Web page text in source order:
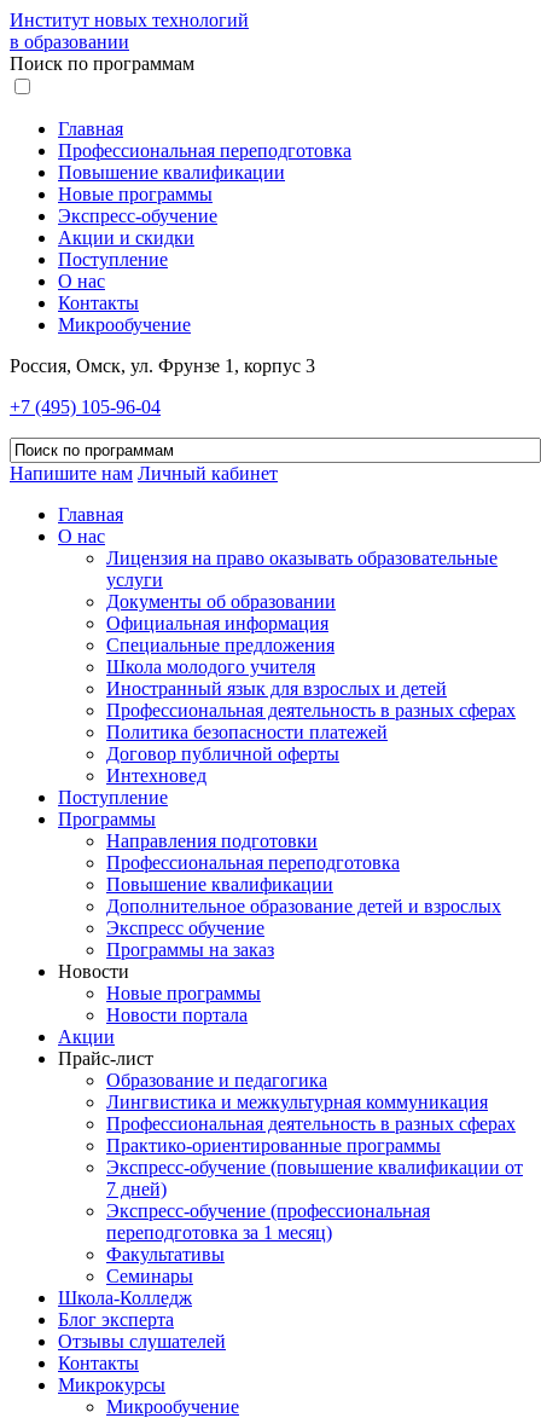
Институт новых технологий
в образовании
Поиск по программам
Главная
Профессиональная переподготовка
Повышение квалификации
Новые программы
Экспресс-обучение
Акции и скидки
Поступление
О нас
Контакты
Микрообучение
Россия, Омск, ул. Фрунзе 1, корпус 3
+7 (495) 105-96-04
Напишите нам Личный кабинет
Главная
О нас
Лицензия на право оказывать образовательные
услуги
Документы об образовании
Официальная информация
Специальные предложения
Школа молодого учителя
Иностранный язык для взрослых и детей
Профессиональная деятельность в разных сферах
Политика безопасности платежей
Договор публичной оферты
Интехновед
Поступление
Программы
Направления подготовки
Профессиональная переподготовка
Повышение квалификации
Дополнительное образование детей и взрослых
Экспресс обучение
Программы на заказ
Новости
Новые программы
Новости портала
Акции
Прайс-лист
Образование и педагогика
Лингвистика и межкультурная коммуникация
Профессиональная деятельность в разных сферах
Практико-ориентированные программы
Экспресс-обучение (повышение квалификации от
7 дней)
Экспресс-обучение (профессиональная
переподготовка за 1 месяц)
Факультативы
Семинары
Школа-Колледж
Блог эксперта
Отзывы слушателей
Контакты
Микрокурсы
Микрообучение